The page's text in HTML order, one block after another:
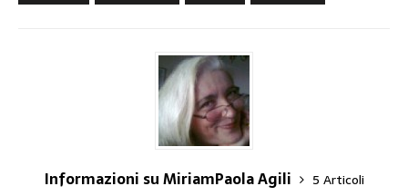
Informazioni su MiriamPaola Agili
5 Articoli